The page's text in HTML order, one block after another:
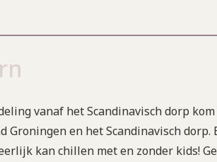
vanaf het Scandinavisch dorp
Groningen en het Scandinavisch
kan chillen met en zonder kids!